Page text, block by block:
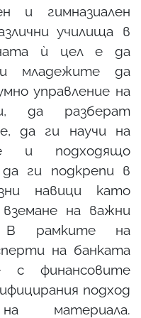
и гимназиален
училища в
ѝ цел е да
младежите да
управление на
да разберат
да ги научи на
и подходящо
ги подкрепи в
навици като
на важни
В рамките на
на банката
с финансовите
подход
материала.